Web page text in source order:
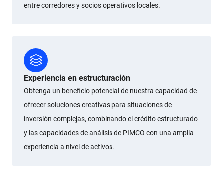
entre corredores y socios operativos locales.
Experiencia en estructuración
Obtenga un beneficio potencial de nuestra capacidad de
ofrecer soluciones creativas para situaciones de
inversión complejas, combinando el crédito estructurado
y las capacidades de análisis de PIMCO con una amplia
experiencia a nivel de activos.